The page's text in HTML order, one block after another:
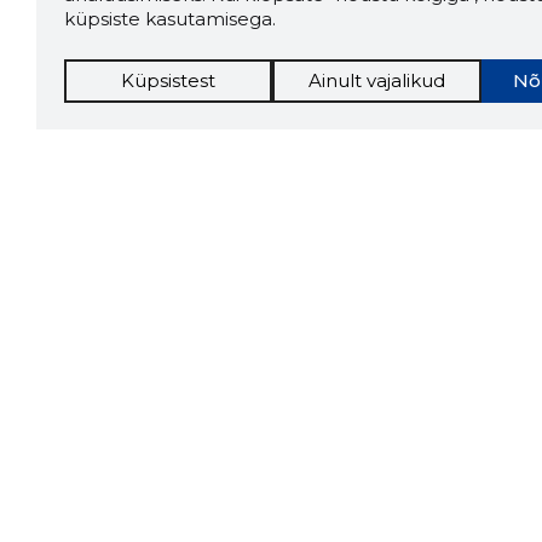
küpsiste kasutamisega.
Küpsistest Ainult vajalikud